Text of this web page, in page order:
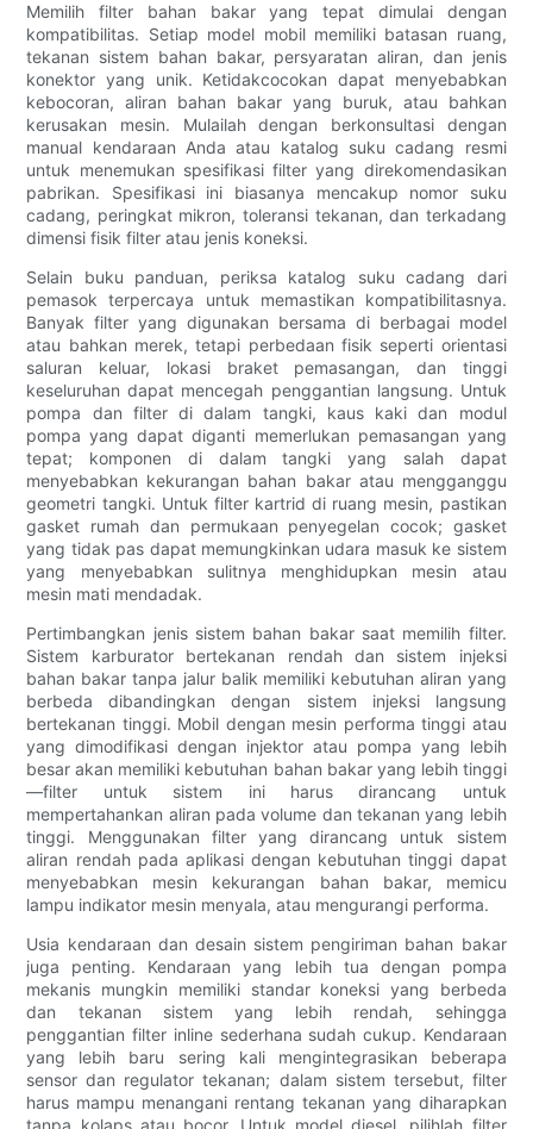
Memilih filter bahan bakar yang tepat dimulai dengan
kompatibilitas. Setiap model mobil memiliki batasan ruang,
tekanan sistem bahan bakar, persyaratan aliran, dan jenis
konektor yang unik. Ketidakcocokan dapat menyebabkan
kebocoran, aliran bahan bakar yang buruk, atau bahkan
kerusakan mesin. Mulailah dengan berkonsultasi dengan
manual kendaraan Anda atau katalog suku cadang resmi
untuk menemukan spesifikasi filter yang direkomendasikan
pabrikan. Spesifikasi ini biasanya mencakup nomor suku
cadang, peringkat mikron, toleransi tekanan, dan terkadang
dimensi fisik filter atau jenis koneksi.
Selain buku panduan, periksa katalog suku cadang dari
pemasok terpercaya untuk memastikan kompatibilitasnya.
Banyak filter yang digunakan bersama di berbagai model
atau bahkan merek, tetapi perbedaan fisik seperti orientasi
saluran keluar, lokasi braket pemasangan, dan tinggi
keseluruhan dapat mencegah penggantian langsung. Untuk
pompa dan filter di dalam tangki, kaus kaki dan modul
pompa yang dapat diganti memerlukan pemasangan yang
tepat; komponen di dalam tangki yang salah dapat
menyebabkan kekurangan bahan bakar atau mengganggu
geometri tangki. Untuk filter kartrid di ruang mesin, pastikan
gasket rumah dan permukaan penyegelan cocok; gasket
yang tidak pas dapat memungkinkan udara masuk ke sistem
yang menyebabkan sulitnya menghidupkan mesin atau
mesin mati mendadak.
Pertimbangkan jenis sistem bahan bakar saat memilih filter.
Sistem karburator bertekanan rendah dan sistem injeksi
bahan bakar tanpa jalur balik memiliki kebutuhan aliran yang
berbeda dibandingkan dengan sistem injeksi langsung
bertekanan tinggi. Mobil dengan mesin performa tinggi atau
yang dimodifikasi dengan injektor atau pompa yang lebih
besar akan memiliki kebutuhan bahan bakar yang lebih tinggi
—filter untuk sistem ini harus dirancang untuk
mempertahankan aliran pada volume dan tekanan yang lebih
tinggi. Menggunakan filter yang dirancang untuk sistem
aliran rendah pada aplikasi dengan kebutuhan tinggi dapat
menyebabkan mesin kekurangan bahan bakar, memicu
lampu indikator mesin menyala, atau mengurangi performa.
Usia kendaraan dan desain sistem pengiriman bahan bakar
juga penting. Kendaraan yang lebih tua dengan pompa
mekanis mungkin memiliki standar koneksi yang berbeda
dan tekanan sistem yang lebih rendah, sehingga
penggantian filter inline sederhana sudah cukup. Kendaraan
yang lebih baru sering kali mengintegrasikan beberapa
sensor dan regulator tekanan; dalam sistem tersebut, filter
harus mampu menangani rentang tekanan yang diharapkan